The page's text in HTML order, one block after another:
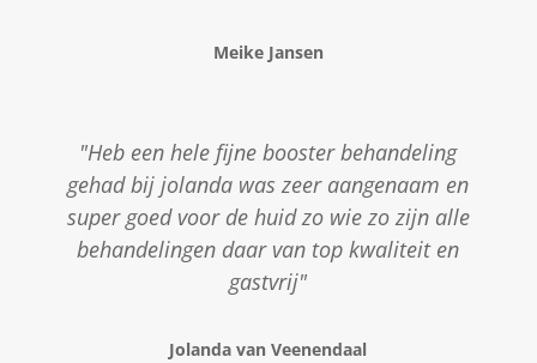
Meike Jansen
"Heb een hele fijne booster behandeling
gehad bij jolanda was zeer aangenaam en
super goed voor de huid zo wie zo zijn alle
behandelingen daar van top kwaliteit en
gastvrij"
Jolanda van Veenendaal